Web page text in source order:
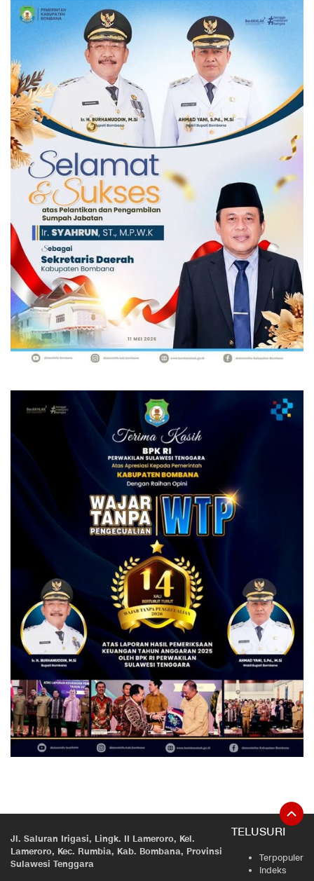
Jl. Saluran Irigasi, Lingk. II Lameroro, Kel.
Lameroro, Kec. Rumbia, Kab. Bombana, Provinsi
Sulawesi Tenggara
TELUSURI
Terpopuler
Indeks